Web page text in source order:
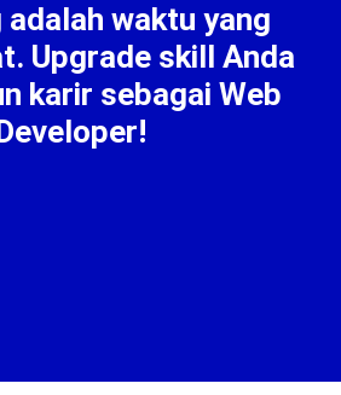
adalah waktu yang
Upgrade skill Anda
karir sebagai Web